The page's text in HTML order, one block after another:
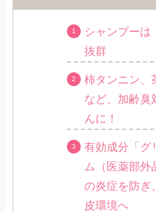
シャンプーは
抜群
柿タンニン、
など、加齢臭
んに！
有効成分「グ
ム（医薬部外
の炎症を防ぎ
皮環境へ